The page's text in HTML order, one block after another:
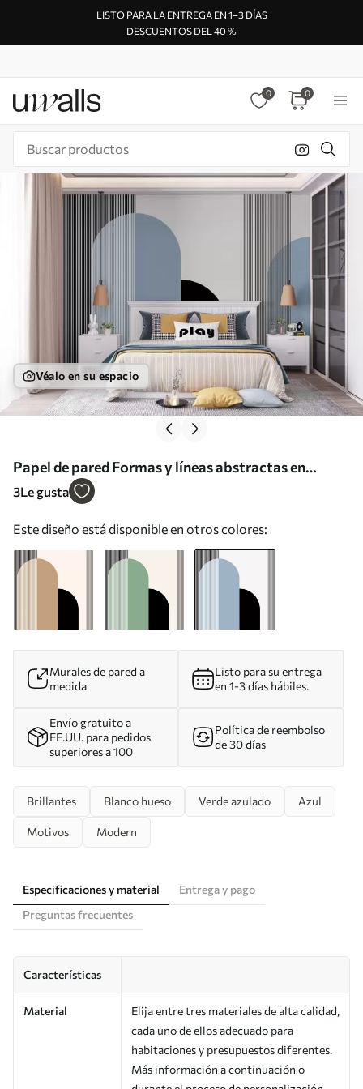
LISTO PARA LA ENTREGA EN 1–3 DÍAS
DESCUENTOS DEL 40 %
0 0
Véalo en su espacio
Papel de pared Formas y líneas abstractas en
armonía Nr. w00631v2
3Le gusta
Este diseño está disponible en otros colores:
Murales de pared a
medida
Listo para su entrega
en 1-3 días hábiles.
Envío gratuito a
EE.UU. para pedidos
superiores a 100
Política de reembolso
de 30 días
Brillantes Blanco hueso Verde azulado Azul
Motivos Modern
Especificaciones y material
Entrega y pago
Preguntas frecuentes
Características
Material
Elija entre tres materiales de alta calidad,
cada uno de ellos adecuado para
habitaciones y presupuestos diferentes.
Más información a continuación o